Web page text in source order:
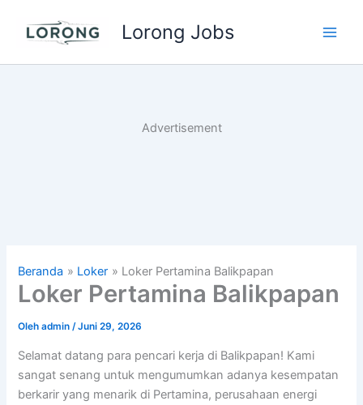
Lorong Jobs
Advertisement
Beranda Loker Loker Pertamina Balikpapan
Loker Pertamina Balikpapan
Olehadmin/Juni 29, 2026
Selamat datang para pencari kerja di Balikpapan! Kami
sangat senang untuk mengumumkan adanya kesempatan
berkarir yang menarik di Pertamina, perusahaan energi